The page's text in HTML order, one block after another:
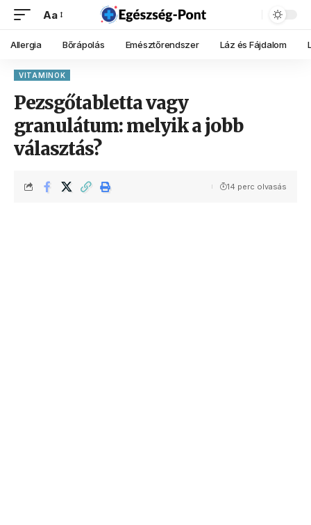
Aa
Allergia Bőrápolás Emésztőrendszer Láz és Fájdalom
VITAMINOK
Pezsgőtabletta vagy
granulátum: melyik a jobb
választás?
14 perc olvasás